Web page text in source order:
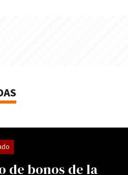
de bonos de la